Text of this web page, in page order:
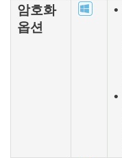
암호화
옵션
•
•